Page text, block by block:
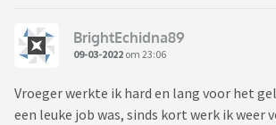
BrightEchidna89
09-03-2022 om 23:06
Vroeger werkte ik hard en lang voor het
een leuke job was, sinds kort werk ik weer